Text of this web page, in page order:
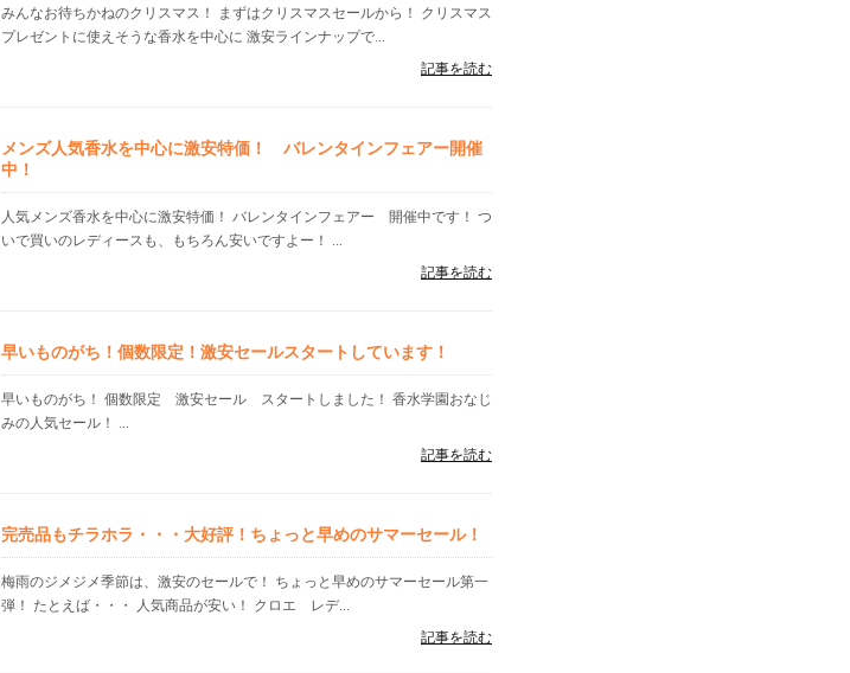
みんなお待ちかねのクリスマス！ まずはクリスマスセールから！ クリスマス
プレゼントに使えそうな香水を中心に 激安ラインナップで...
記事を読む
メンズ人気香水を中心に激安特価！ バレンタインフェアー開催
中！
人気メンズ香水を中心に激安特価！ バレンタインフェアー 開催中です！ つ
いで買いのレディースも、もちろん安いですよー！ ...
記事を読む
早いものがち！個数限定！激安セールスタートしています！
早いものがち！ 個数限定 激安セール スタートしました！ 香水学園おなじ
みの人気セール！ ...
記事を読む
完売品もチラホラ・・・大好評！ちょっと早めのサマーセール！
梅雨のジメジメ季節は、激安のセールで！ ちょっと早めのサマーセール第一
弾！ たとえば・・・ 人気商品が安い！ クロエ レデ...
記事を読む